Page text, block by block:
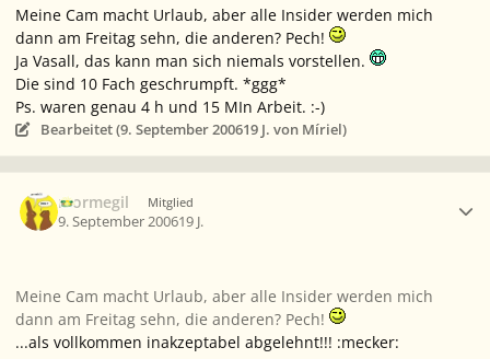
Meine Cam macht Urlaub, aber alle Insider werden mich
dann am Freitag sehn, die anderen? Pech!
Ja Vasall, das kann man sich niemals vorstellen.
Die sind 10 Fach geschrumpft. *ggg*
Ps. waren genau 4 h und 15 MIn Arbeit. :-)
Bearbeitet (9. September 200619 J. von Míriel)
mormegil Mitglied
9. September 200619 J.
Meine Cam macht Urlaub, aber alle Insider werden mich
dann am Freitag sehn, die anderen? Pech!
...als vollkommen inakzeptabel abgelehnt!!! :mecker: